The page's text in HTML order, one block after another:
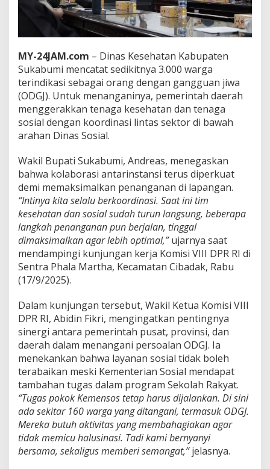
r
i
n
d
k
a
s
i
O
D
G
P
e
m
k
a
b
D
r
o
n
e
n
a
n
g
a
n
a
n
T
e
p
a
d
MY-24JAM.com – Dinas Kesehatan Kabupaten
Sukabumi mencatat sedikitnya 3.000 warga
terindikasi sebagai orang dengan gangguan jiwa
(ODGJ). Untuk menanganinya, pemerintah daerah
menggerakkan tenaga kesehatan dan tenaga
sosial dengan koordinasi lintas sektor di bawah
arahan Dinas Sosial.
Wakil Bupati Sukabumi, Andreas, menegaskan
bahwa kolaborasi antarinstansi terus diperkuat
demi memaksimalkan penanganan di lapangan.
“Intinya kita selalu berkoordinasi. Saat ini tim
kesehatan dan sosial sudah turun langsung, beberapa
langkah penanganan pun berjalan, tinggal
dimaksimalkan agar lebih optimal,”ujarnya saat
mendampingi kunjungan kerja Komisi VIII DPR RI di
Sentra Phala Martha, Kecamatan Cibadak, Rabu
(17/9/2025).
Dalam kunjungan tersebut, Wakil Ketua Komisi VIII
DPR RI, Abidin Fikri, mengingatkan pentingnya
sinergi antara pemerintah pusat, provinsi, dan
daerah dalam menangani persoalan ODGJ. Ia
menekankan bahwa layanan sosial tidak boleh
terabaikan meski Kementerian Sosial mendapat
tambahan tugas dalam program Sekolah Rakyat.
“Tugas pokok Kemensos tetap harus dijalankan. Di sini
ada sekitar 160 warga yang ditangani, termasuk ODGJ.
Mereka butuh aktivitas yang membahagiakan agar
tidak memicu halusinasi. Tadi kami bernyanyi
bersama, sekaligus memberi semangat,”jelasnya.